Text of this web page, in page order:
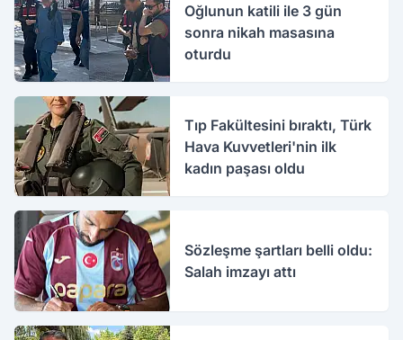
Oğlunun katili ile 3 gün
sonra nikah masasına
oturdu
Tıp Fakültesini bıraktı, Türk
Hava Kuvvetleri'nin ilk
kadın paşası oldu
Sözleşme şartları belli oldu:
Salah imzayı attı